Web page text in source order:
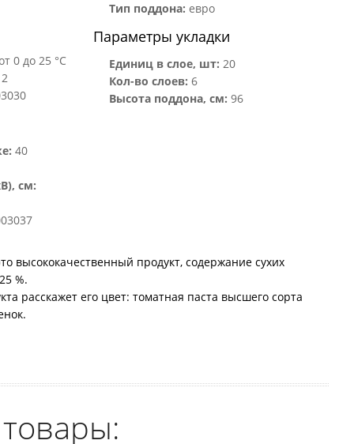
0 до 25 °С
40
см:
Тип поддона: евро
Параметры укладки
Единиц в слое, шт: 20
Кол-во слоев: 6
Высота поддона, см: 96
высококачественный продукт, содержание сухих
%.
расскажет его цвет: томатная паста высшего сорта